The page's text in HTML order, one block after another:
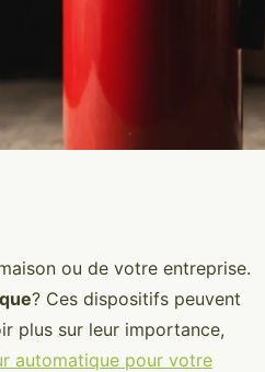
ou de votre entreprise.
? Ces dispositifs peuvent
plus sur leur importance,
automatique pour votre